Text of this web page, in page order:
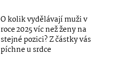
O kolik vydělávají muži v
roce 2025 víc než ženy na
stejné pozici? Z částky vás
píchne u srdce